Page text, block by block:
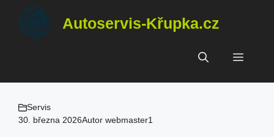
Přeskočit
obsah
Autoservis-Křupka.cz
Menu
Servis
30. března 2026Autor webmaster1